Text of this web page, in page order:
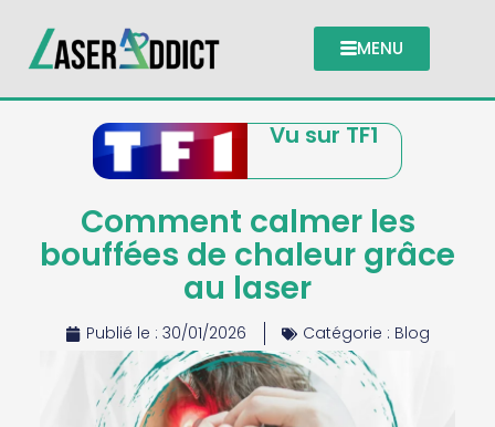
MENU
Vu sur TF1
Comment calmer les
bouffées de chaleur grâce
au laser
Publié le : 30/01/2026 Catégorie : Blog